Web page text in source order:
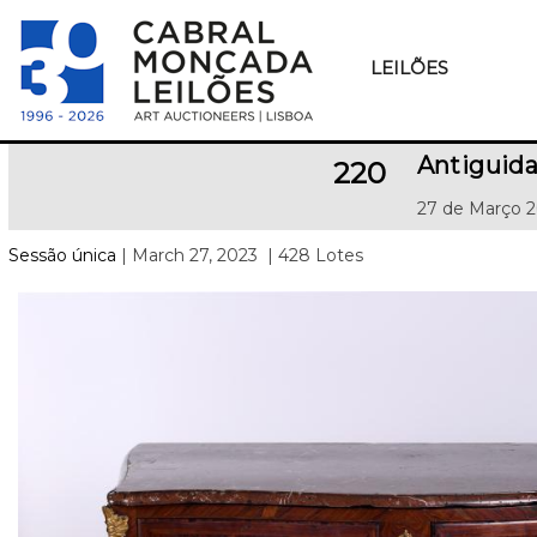
LEILÕES
220
27 de Março
Sessão única | March 27, 2023 | 428 Lotes